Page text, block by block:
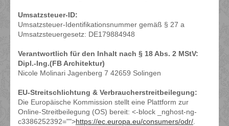
Umsatzsteuer-ID:
Umsatzsteuer-Identifikationsnummer gemäß § 27 a
Umsatzsteuergesetz: DE179884948
Verantwortlich für den Inhalt nach § 18 Abs. 2 MStV:
Dipl.-Ing.(FB Architektur)
Nicole Molinari Jagenberg 7 42659 Solingen
EU-Streitschlichtung & Verbraucherstreitbeilegung:
Die Europäische Kommission stellt eine Plattform zur
Online-Streitbeilegung (OS) bereit: <-block _nghost-ng-
c3386252392="">https://ec.europa.eu/consumers/odr/